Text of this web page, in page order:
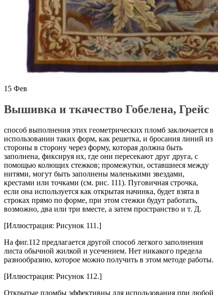
15 Фев
Вышивка и ткачество Гобелена, Грейс
способ выполнения этих геометрических пломб заключается в
использовании таких форм, как решетка, и бросания линий из
стороны в сторону через форму, которая должна быть
заполнена, фиксируя их, где они пересекают друг друга, с
помощью колющих стежков; промежутки, оставшиеся между
нитями, могут быть заполнены маленькими звездами,
крестами или точками (см. рис. 111). Пуговичная строчка,
если она используется как открытая начинка, будет взята в
строках прямо по форме, при этом стежки будут работать,
возможно, два или три вместе, а затем пространство и т. Д.
[Иллюстрация: Рисунок 111.]
На фиг.112 предлагается другой способ легкого заполнения
листа обычной жилкой и усечением. Нет никакого предела
разнообразию, которое можно получить в этом методе работы.
[Иллюстрация: Рисунок 112.]
Открытые пломбы эффективны для использования при любой